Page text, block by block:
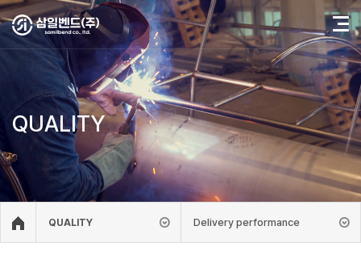
QUALITY
QUALITY Delivery performance